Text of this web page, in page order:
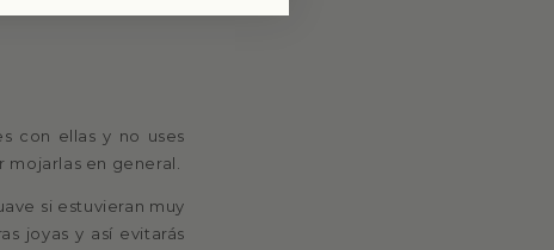
con ellas y no uses
en general.
si estuvieran muy
joyas y así evitarás